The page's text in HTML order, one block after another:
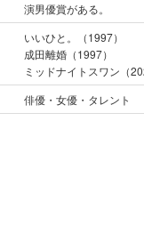
演男優賞がある。
いいひと。（1997）
成田離婚（1997）
ミッドナイトスワン（
俳優・女優・タレント